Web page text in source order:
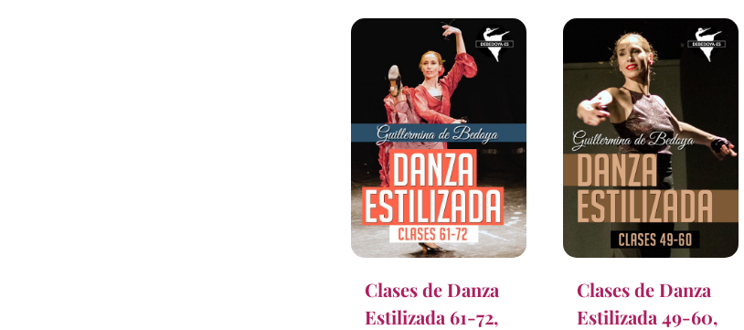
Clases de Danza
Estilizada 61-72,
Clases de Danza
Estilizada 49-60,